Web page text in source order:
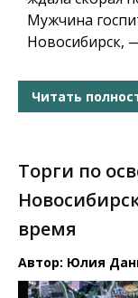
Мужчина
Новосибирск,
Читать
Торги по
время
Автор: Юлия